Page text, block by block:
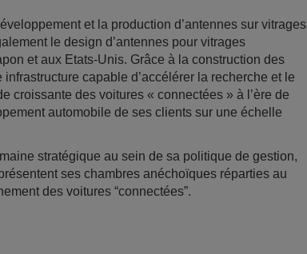
et la production d’antennes sur vitrages
le design d’antennes pour vitrages
et aux Etats-Unis. Grâce à la construction des
capable d’accélérer la recherche et le
croissante des voitures « connectées » à l’ère de
automobile de ses clients sur une échelle
stratégique au sein de sa politique de gestion,
ses chambres anéchoïques réparties au
des voitures “connectées”.